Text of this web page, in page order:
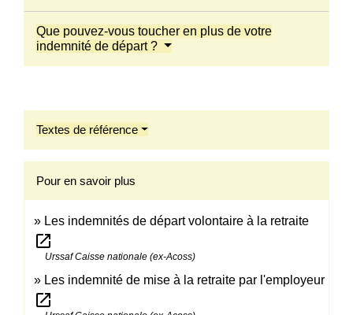
Que pouvez-vous toucher en plus de votre
indemnité de départ ?
Textes de référence
Pour en savoir plus
Les indemnités de départ volontaire à la retraite
open_in_new
Urssaf Caisse nationale (ex-Acoss)
Les indemnité de mise à la retraite par l'employeur
open_in_new